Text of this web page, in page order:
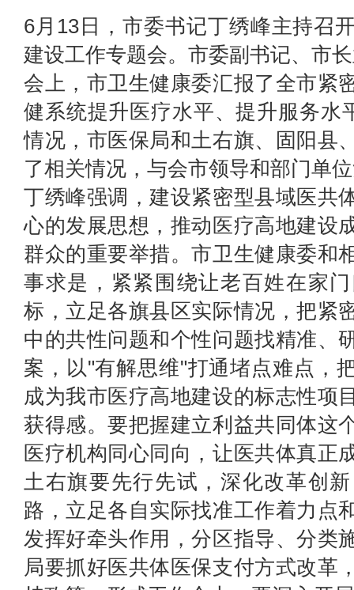
6月13日，市委书记丁绣峰主持召
建设工作专题会。市委副书记、市
会上，市卫生健康委汇报了全市紧
健系统提升医疗水平、提升服务水
情况，市医保局和土右旗、固阳县
了相关情况，与会市领导和部门单
丁绣峰强调，建设紧密型县域医共
心的发展思想，推动医疗高地建设
群众的重要举措。市卫生健康委和
事求是，紧紧围绕让老百姓在家
标，立足各旗县区实际情况，把紧
中的共性问题和个性问题找精准、
案，以"有解思维"打通堵点难点，
成为我市医疗高地建设的标志性项
获得感。要把握建立利益共同体这
医疗机构同心同向，让医共体真正
土右旗要先行先试，深化改革创
路，立足各自实际找准工作着力点
发挥好牵头作用，分区指导、分类
局要抓好医共体医保支付方式改革